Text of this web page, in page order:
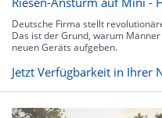
Deutsche Firma stellt
Das ist der Grund, warum
neuen Geräts aufgeben.
Jetzt Verfügbarkeit in Ihrer